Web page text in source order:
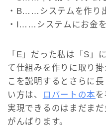
・B……システムを作り
・I……システムにお金
「E」だった私は「S」
て仕組みを作りに取り
こを説明するとさらに
い方は、
ロバートの本を
実現できるのはまだま
がんばります。